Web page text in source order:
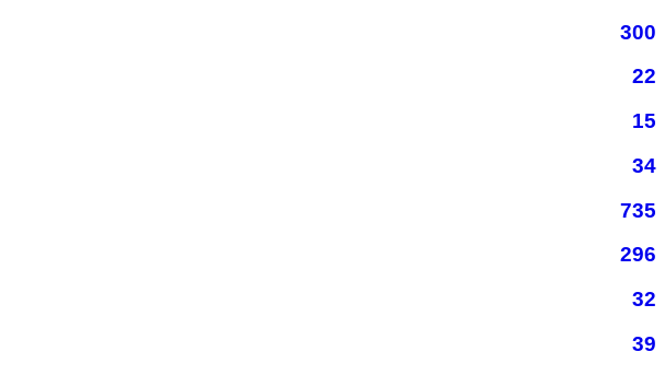
300
22
15
34
735
296
32
39